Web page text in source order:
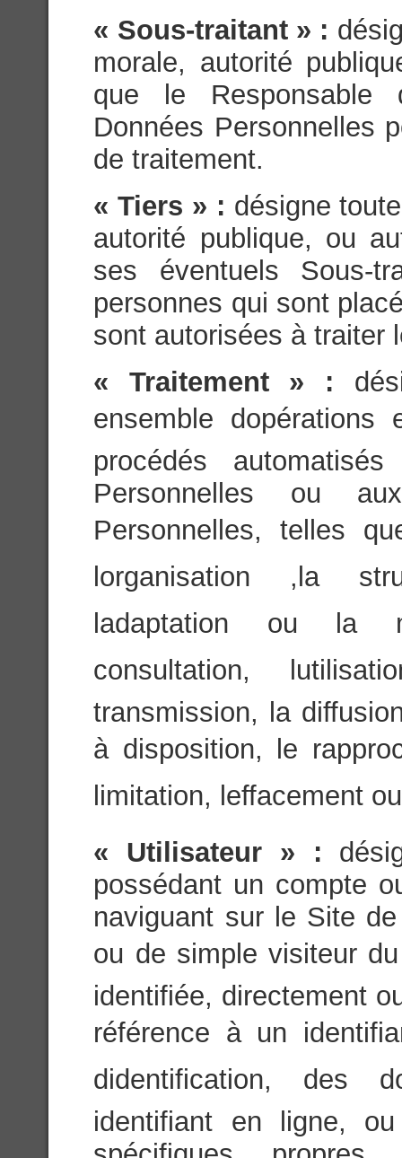
« Sous-traitant » :
morale, autorité
que le
Données Personnelles
de traitement.
« Tiers » : désigne
autorité publique, ou
ses éventuels Sous-
personnes qui sont
sont autorisées à traiter
« Traitement » :
ensemble
procédés
Personnelles ou
Personnelles, telles
lorganisation ,la
ladaptation ou la
consultation,
transmission, la
à disposition, le
limitation, leffacement
« Utilisateur » :
possédant un compte
naviguant sur le Site
ou de simple visiteur
identifiée, directement
référence à un
didentification, des
identifiant en ligne,